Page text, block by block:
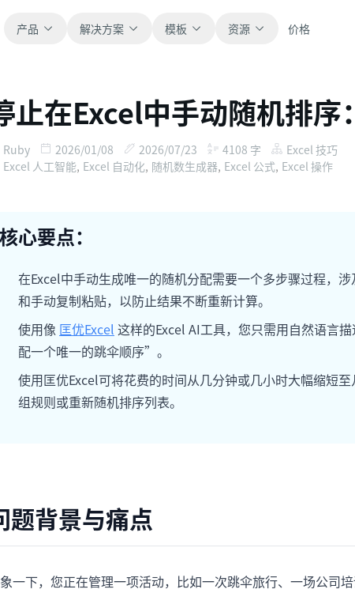
产品 解决方案 模板
全部
浏览全部可直接使用的表格模板。
财务
销售
支持销售管道、目标、预测和营收跟踪。
管理里程碑、负责人、交付和进度。
资源
博客
获取产品更新、案例和工作流灵感。
新手指南
提示词库
用于分析、报表和清洗的实用提示词。
帮助新用户和团队快速上手。
价格
止在Excel中手动随机排
Ruby 2026/01/08 2026/07/23 4108 字
Excel 技巧
Excel 人工智能, Excel 自动化, 随机数生成器, Excel 公式, Excel 操作
核心要点：
在Excel中手动生成唯一的随机分配需要一个多步骤过程，涉
和手动复制粘贴，以防止结果不断重新计算。
使用像 匡优Excel 这样的Excel AI工具，您只需用自然语言
配一个唯一的跳伞顺序”。
使用匡优Excel可将花费的时间从几分钟或几小时大幅缩短
组规则或重新随机排序列表。
题背景与痛点
一下，您正在管理一项活动，比如一次跳伞旅行、一场公司